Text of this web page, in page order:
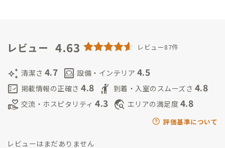
野にまた来たいと思ってもらえるように私自身も楽しみながら
目に若い？（笑）そうですが気持は30歳で頑張ります。
くお願いいたします。
レビュー 4.63 レビュー87件
auto_awesome 清潔さ 4.7 living 設備・インテリア 4.5
fact_check 掲載情報の正確さ 4.8 hail 到着・入室のスムーズさ 4.8
volunteer_activism 交流・ホスピタリティ 4.3 travel_explore エリアの満足度 4.8
評価基準について
レビューはまだありません